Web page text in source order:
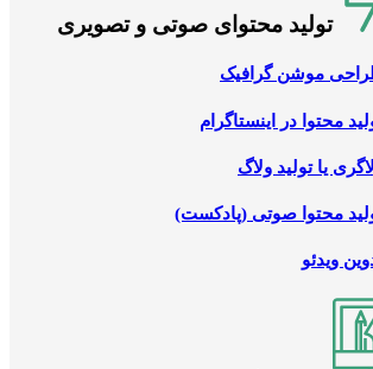
تولید محتوای صوتی و تصویری
موشن گرافیک
محتوا در اینستاگرام
یا تولید ولاگ
محتوا صوتی (پادکست)
ویدئو